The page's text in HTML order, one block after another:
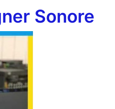
Sonore